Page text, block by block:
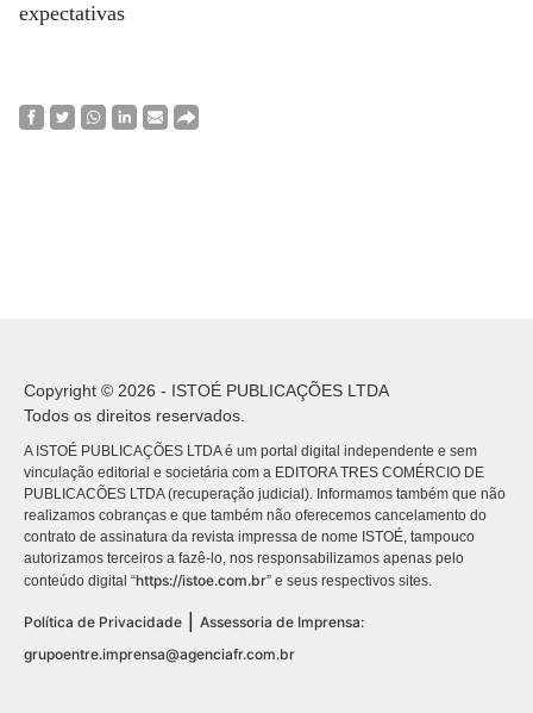
expectativas
Copyright © 2026 - ISTOÉ PUBLICAÇÕES LTDA
Todos os direitos reservados.
A ISTOÉ PUBLICAÇÕES LTDA é um portal digital independente e sem
vinculação editorial e societária com a EDITORA TRES COMÉRCIO DE
PUBLICACÕES LTDA (recuperação judicial). Informamos também que não
realizamos cobranças e que também não oferecemos cancelamento do
contrato de assinatura da revista impressa de nome ISTOÉ, tampouco
autorizamos terceiros a fazê-lo, nos responsabilizamos apenas pelo
conteúdo digital “https://istoe.com.br” e seus respectivos sites.
Política de Privacidade
Assessoria de Imprensa:
grupoentre.imprensa@agenciafr.com.br